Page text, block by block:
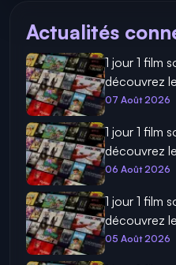
Actualités
1 jour 1 film
découvrez
07 Août 2026
1 jour 1 film
découvrez
06 Août 2026
1 jour 1 film
découvrez
05 Août 2026